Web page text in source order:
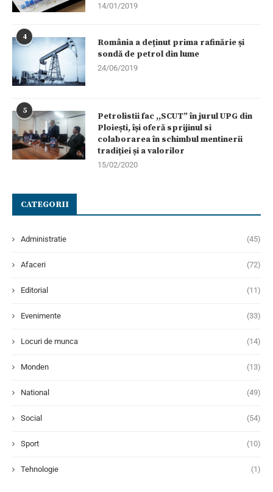
14/01/2019
4
România a deținut prima rafinărie și
sondă de petrol din lume
24/06/2019
5
Petrolistii fac ,,SCUT” în jurul UPG din
Ploiești, își oferă sprijinul si
colaborarea în schimbul mentinerii
tradiției și a valorilor
15/02/2020
CATEGORII
Administratie (45)
Afaceri (72)
Editorial (11)
Evenimente (33)
Locuri de munca (14)
Monden (13)
National (49)
Social (54)
Sport (10)
Tehnologie (1)